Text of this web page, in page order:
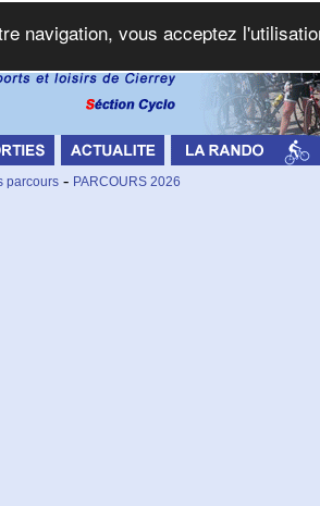
parcours - PARCOURS 2026
navigation, vous acceptez